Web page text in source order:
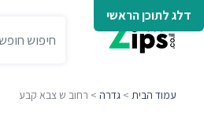
דלג לתוכן הראשי
עמוד הבית > גדרה > רחוב ש צבא קבע